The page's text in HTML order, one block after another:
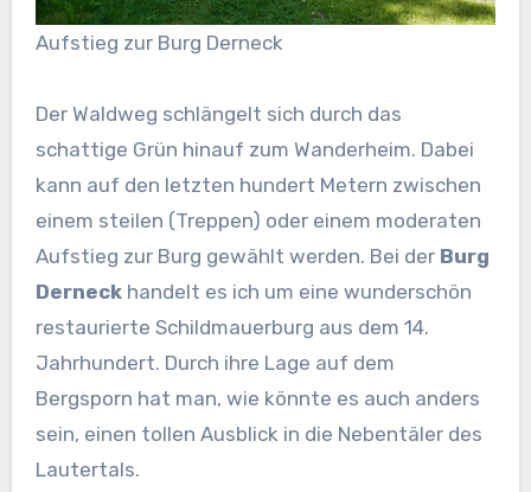
Aufstieg zur Burg Derneck
Der Waldweg schlängelt sich durch das
schattige Grün hinauf zum Wanderheim. Dabei
kann auf den letzten hundert Metern zwischen
einem steilen (Treppen) oder einem moderaten
Aufstieg zur Burg gewählt werden. Bei der Burg
Derneckhandelt es ich um eine wunderschön
restaurierte Schildmauerburg aus dem 14.
Jahrhundert. Durch ihre Lage auf dem
Bergsporn hat man, wie könnte es auch anders
sein, einen tollen Ausblick in die Nebentäler des
Lautertals.